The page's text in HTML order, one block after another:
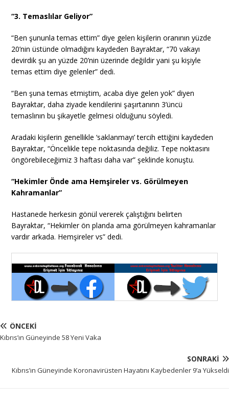
“3. Temaslılar Geliyor”
“Ben şununla temas ettim” diye gelen kişilerin oranının yüzde
20’nin üstünde olmadığını kaydeden Bayraktar, “70 vakayı
devirdik şu an yüzde 20’nin üzerinde değildir yani şu kişiyle
temas ettim diye gelenler” dedi.
“Ben şuna temas etmiştim, acaba diye gelen yok” diyen
Bayraktar, daha ziyade kendilerini şaşırtanınn 3’üncü
temaslının bu şikayetle gelmesi olduğunu söyledi.
Aradaki kişilerin genellikle ‘saklanmayı’ tercih ettiğini kaydeden
Bayraktar, “Öncelikle tepe noktasında değiliz. Tepe noktasını
öngörebileceğimiz 3 haftası daha var” şeklinde konuştu.
“Hekimler Önde ama Hemşireler vs. Görülmeyen
Kahramanlar”
Hastanede herkesin gönül vererek çalıştığını belirten
Bayraktar, “Hekimler ön planda ama görülmeyen kahramanlar
vardır arkada. Hemşireler vs” dedi.
ÖNCEKI
Kıbrıs’ın Güneyinde 58 Yeni Vaka
SONRAKI
Kıbrıs’ın Güneyinde Koronavirüsten Hayatını Kaybedenler 9’a Yükseldi